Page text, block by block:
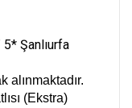
Şanlıurfa
alınmaktadır.
(Ekstra)